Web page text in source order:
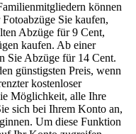
können
Sie kaufen,
Abzüge für 9 Cent,
kaufen. Ab einer
Sie Abzüge für 14 Cent.
günstigsten Preis, wenn
kostenloser
Möglichkeit, alle Ihre
sich bei Ihrem Konto an,
Um diese Funktion